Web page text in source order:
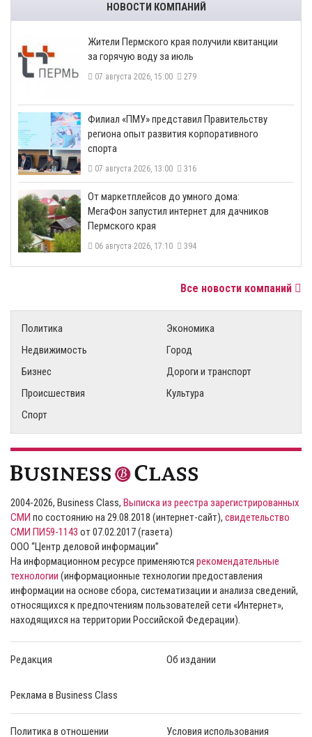
НОВОСТИ КОМПАНИЙ
​Жители Пермского края получили квитанции
за горячую воду за июль
07 августа 2026, 15:00 279
​Филиал «ПМУ» представил Правительству
региона опыт развития корпоративного
спорта
07 августа 2026, 13:00 316
От маркетплейсов до умного дома:
МегаФон запустил интернет для дачников
Пермского края
06 августа 2026, 17:10 394
Все новости компаний
Политика
Экономика
Недвижимость
Город
Бизнес
Дороги и транспорт
Происшествия
Культура
Спорт
2004-2026, Business Class, Выписка из реестра зарегистрированных
СМИ по состоянию на 29.08.2018 (интернет-сайт), свидетельство
СМИ ПИ59-1143 от 07.02.2017 (газета)
ООО “Центр деловой информации”
На информационном ресурсе применяются рекомендательные
технологии (информационные технологии предоставления
информации на основе сбора, систематизации и анализа сведений,
относящихся к предпочтениям пользователей сети «Интернет»,
находящихся на территории Российской Федерации).
Редакция Об издании
Реклама в Business Class
Политика в отношении Условия использования